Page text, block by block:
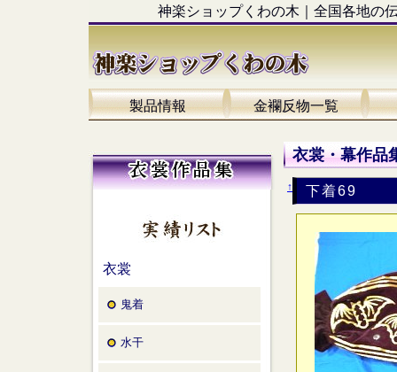
神楽ショップくわの木｜全国各地の
製品情報 金襴反物一覧
衣裳
鬼着
水干
衣裳・幕作品
下着69
↑